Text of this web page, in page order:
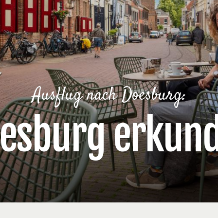
Ausflug nach Doesburg: